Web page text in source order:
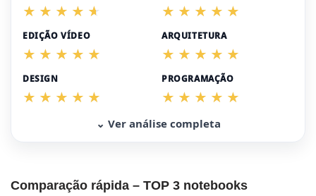
EDIÇÃO VÍDEO ARQUITETURA
DESIGN PROGRAMAÇÃO
⌄ Ver análise completa
Comparação rápida – TOP 3 notebooks